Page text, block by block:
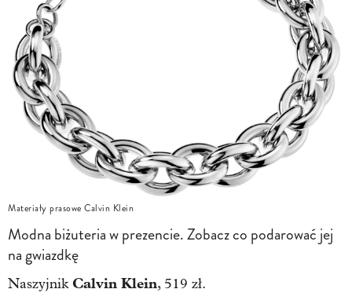
Materiały prasowe Calvin Klein
Modna biżuteria w prezencie. Zobacz co podarować jej
na gwiazdkę
Naszyjnik Calvin Klein, 519 zł.